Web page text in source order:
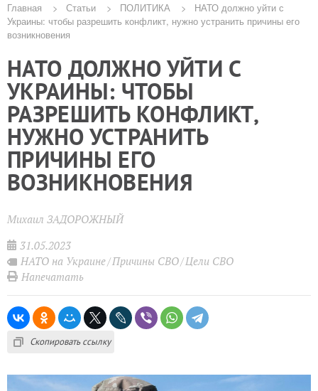
Строка
навигации
Главная Статьи ПОЛИТИКА
НАТО должно уйти с
Украины: чтобы разрешить конфликт, нужно устранить причины его
возникновения
НАТО ДОЛЖНО УЙТИ С
УКРАИНЫ: ЧТОБЫ
РАЗРЕШИТЬ КОНФЛИКТ,
НУЖНО УСТРАНИТЬ
ПРИЧИНЫ ЕГО
ВОЗНИКНОВЕНИЯ
Михаил ЗАДОРОЖНЫЙ
31.05.2023
НАТО на Украине Причины СВО Цели СВО
Напечатать
Скопировать ссылку